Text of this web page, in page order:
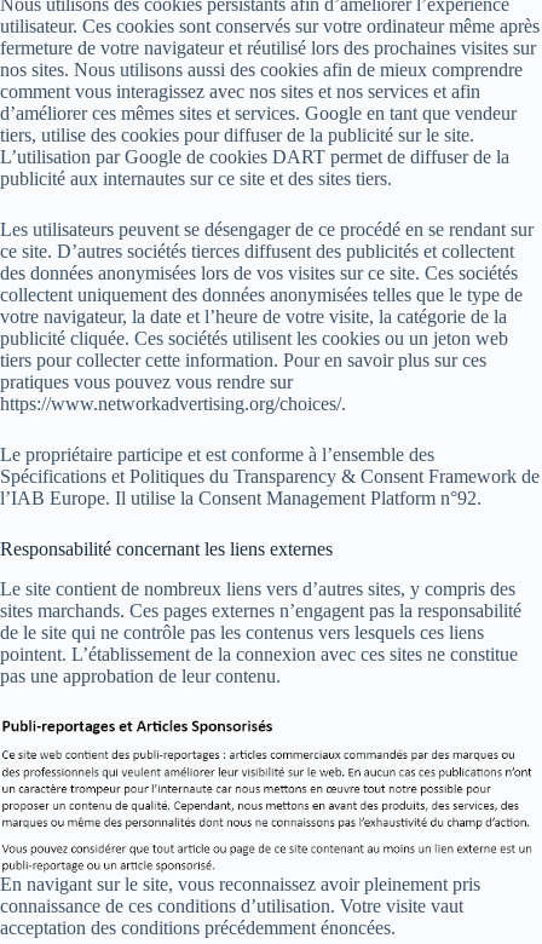
Nous utilisons des cookies persistants afin d’améliorer l’expérience
utilisateur. Ces cookies sont conservés sur votre ordinateur même après
fermeture de votre navigateur et réutilisé lors des prochaines visites sur
nos sites. Nous utilisons aussi des cookies afin de mieux comprendre
comment vous interagissez avec nos sites et nos services et afin
d’améliorer ces mêmes sites et services. Google en tant que vendeur
tiers, utilise des cookies pour diffuser de la publicité sur le site.
L’utilisation par Google de cookies DART permet de diffuser de la
publicité aux internautes sur ce site et des sites tiers.
Les utilisateurs peuvent se désengager de ce procédé en se rendant sur
ce site. D’autres sociétés tierces diffusent des publicités et collectent
des données anonymisées lors de vos visites sur ce site. Ces sociétés
collectent uniquement des données anonymisées telles que le type de
votre navigateur, la date et l’heure de votre visite, la catégorie de la
publicité cliquée. Ces sociétés utilisent les cookies ou un jeton web
tiers pour collecter cette information. Pour en savoir plus sur ces
pratiques vous pouvez vous rendre sur
https://www.networkadvertising.org/choices/.
Le propriétaire participe et est conforme à l’ensemble des
Spécifications et Politiques du Transparency & Consent Framework de
l’IAB Europe. Il utilise la Consent Management Platform n°92.
Responsabilité concernant les liens externes
Le site contient de nombreux liens vers d’autres sites, y compris des
sites marchands. Ces pages externes n’engagent pas la responsabilité
de le site qui ne contrôle pas les contenus vers lesquels ces liens
pointent. L’établissement de la connexion avec ces sites ne constitue
pas une approbation de leur contenu.
En navigant sur le site, vous reconnaissez avoir pleinement pris
connaissance de ces conditions d’utilisation. Votre visite vaut
acceptation des conditions précédemment énoncées.